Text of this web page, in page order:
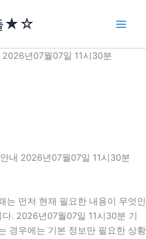
★☆
년07월07일 11시30분
내 2026년07월07일 11시30분
는 먼저 현재 필요한 내용이 무엇인
. 2026년07월07일 11시30분 기
경우에는 기본 정보만 필요한 상황